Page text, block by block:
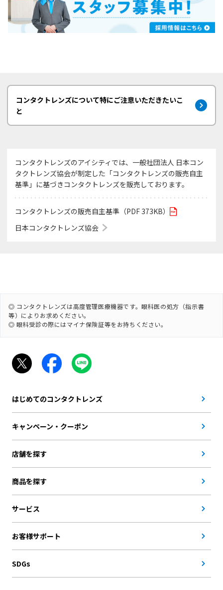
コンタクトレンズについて特にご注意いただきたいこ
と
コンタクトレンズのアイシティでは、一般社団法人 日本コン
タクトレンズ協会が制定した「コンタクトレンズの販売自主
基準」に基づきコンタクトレンズを販売しております。
コンタクトレンズの販売自主基準（PDF 373KB）
日本コンタクトレンズ協会
◎ コンタクトレンズは高度管理医療機器です。眼科医の処方（指示書
等）によりお求めください。
◎ 眼科受診の際にはマイナ保険証等をお持ちください。
はじめてのコンタクトレンズ
キャンペーン・クーポン
店舗を探す
商品を探す
サービス
お客様サポート
SDGs